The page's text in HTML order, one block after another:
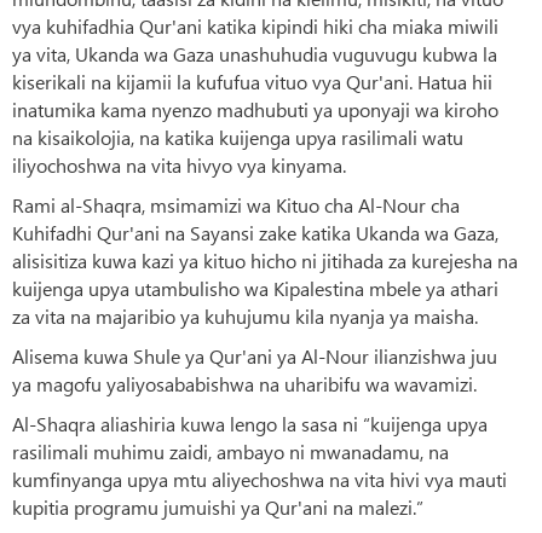
vya kuhifadhia Qur'ani katika kipindi hiki cha miaka miwili
ya vita, Ukanda wa Gaza unashuhudia vuguvugu kubwa la
kiserikali na kijamii la kufufua vituo vya Qur'ani. Hatua hii
inatumika kama nyenzo madhubuti ya uponyaji wa kiroho
na kisaikolojia, na katika kuijenga upya rasilimali watu
iliyochoshwa na vita hivyo vya kinyama.
Rami al-Shaqra, msimamizi wa Kituo cha Al-Nour cha
Kuhifadhi Qur'ani na Sayansi zake katika Ukanda wa Gaza,
alisisitiza kuwa kazi ya kituo hicho ni jitihada za kurejesha na
kuijenga upya utambulisho wa Kipalestina mbele ya athari
za vita na majaribio ya kuhujumu kila nyanja ya maisha.
Alisema kuwa Shule ya Qur'ani ya Al-Nour ilianzishwa juu
ya magofu yaliyosababishwa na uharibifu wa wavamizi.
Al-Shaqra aliashiria kuwa lengo la sasa ni “kuijenga upya
rasilimali muhimu zaidi, ambayo ni mwanadamu, na
kumfinyanga upya mtu aliyechoshwa na vita hivi vya mauti
kupitia programu jumuishi ya Qur'ani na malezi.”